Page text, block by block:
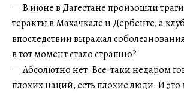
— В июне в Дагестане произошли
теракты в Махачкале и Дербенте, а
впоследствии выражал
в тот момент стало страшно?
— Абсолютно нет. Всё-таки недаром
плохих наций, есть плохие люди. И это